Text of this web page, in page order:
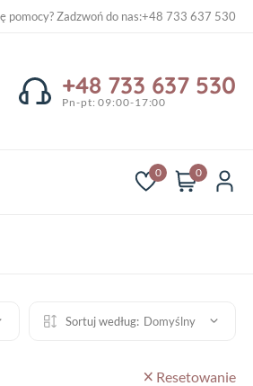
pomocy? Zadzwoń do nas:+48 733 637 530
+48 733 637 530
Pn-pt: 09:00-17:00
0 0
Sortuj według: Domyślny
Resetowanie